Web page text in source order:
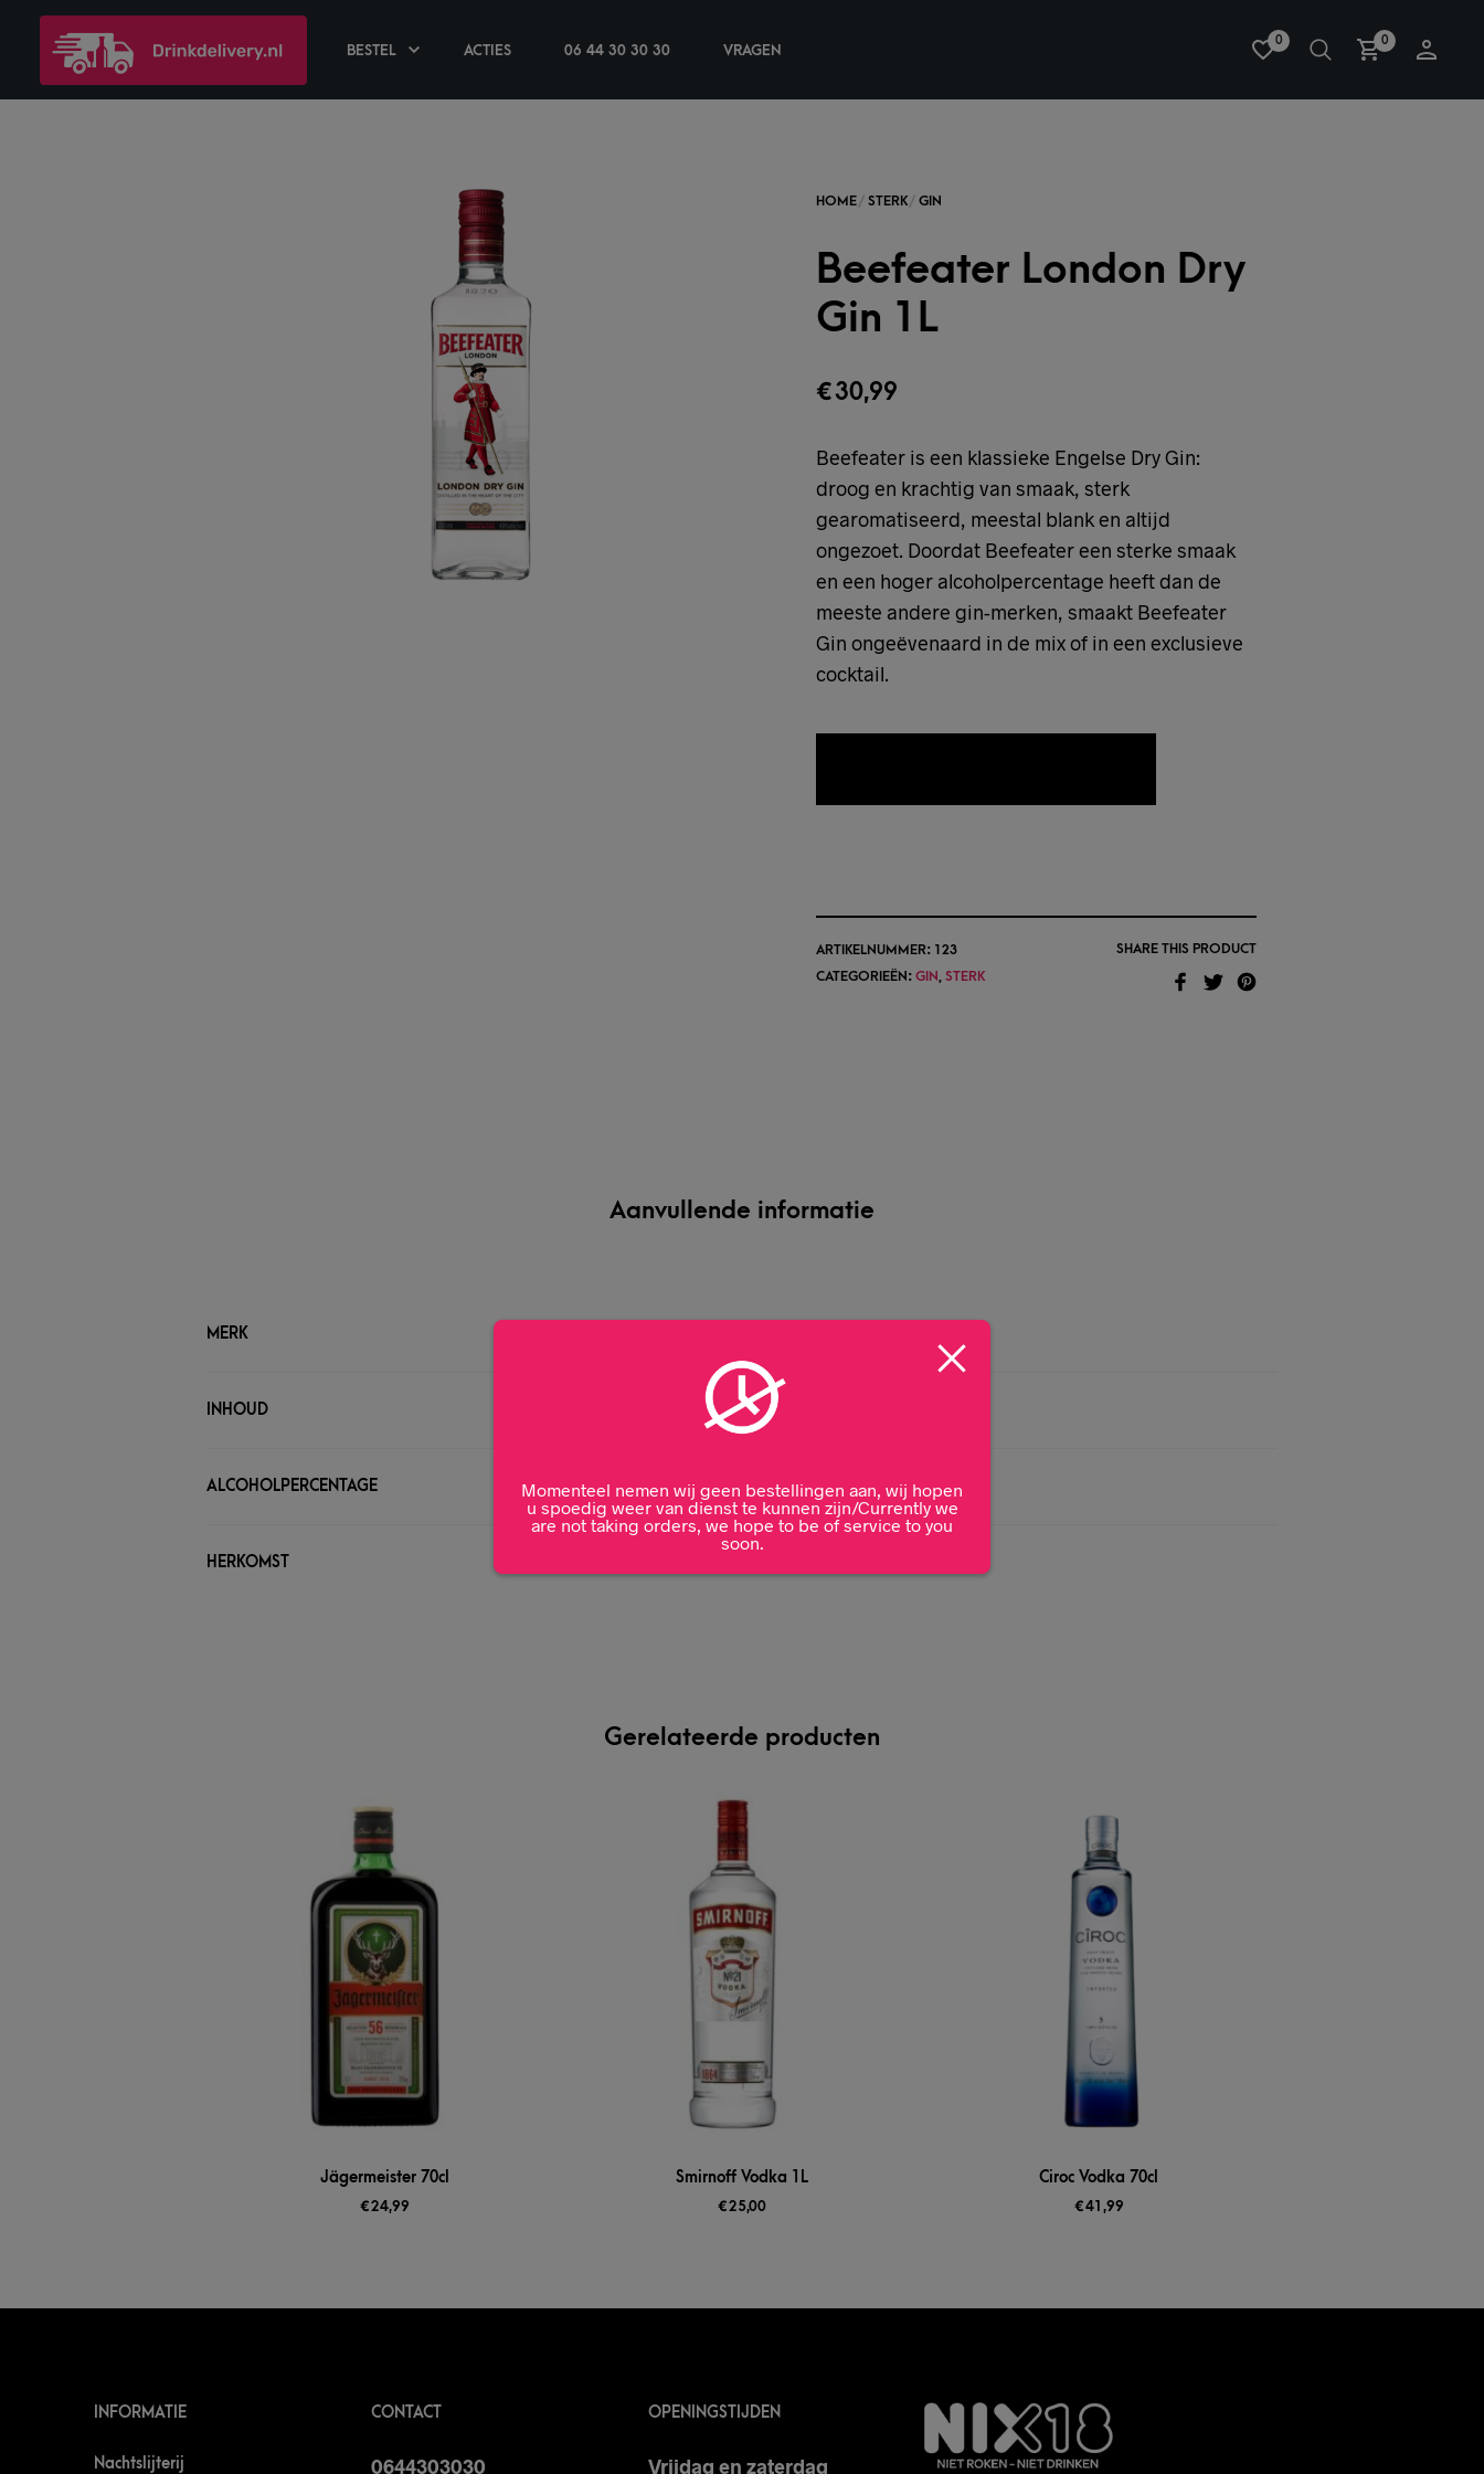
BESTEL ACTIES 06 44 30 30 30 VRAGEN
0 0
Beefeater London Dry
Gin 1L
€30,99
Beefeater is een klassieke Engelse Dry Gin:
droog en krachtig van smaak, sterk
gearomatiseerd, meestal blank en altijd
ongezoet. Doordat Beefeater een sterke smaak
en een hoger alcoholpercentage heeft dan de
meeste andere gin-merken, smaakt Beefeater
Gin ongeëvenaard in de mix of in een exclusieve
cocktail.
ARTIKELNUMMER: 123
CATEGORIEËN: GIN, STERK
SHARE THIS PRODUCT
Aanvullende informatie
MERK
INHOUD
ALCOHOLPERCENTAGE 40%
HERKOMST
Gerelateerde producten
Jägermeister 70cl
€24,99
Smirnoff Vodka 1L
€25,00
Ciroc Vodka 70cl
€41,99
INFORMATIE
Nachtslijterij
CONTACT
0644303030
OPENINGSTIJDEN
Vrijdag en zaterdag
Momenteel nemen wij geen bestellingen aan, wij hopen
u spoedig weer van dienst te kunnen zijn/Currently we
are not taking orders, we hope to be of service to you
soon.